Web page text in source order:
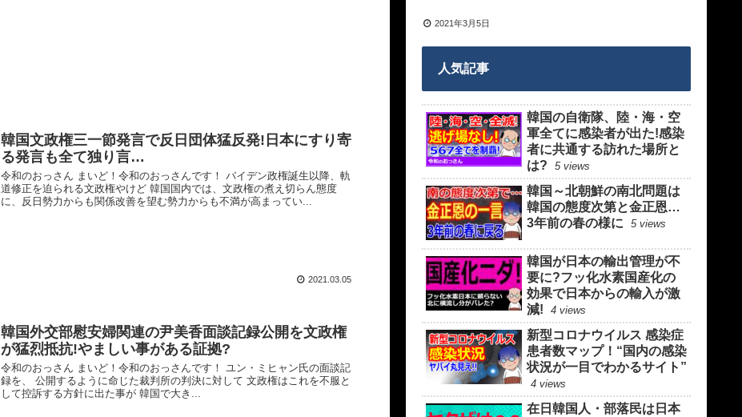
韓国文政権三一節発言で反日団体猛反発!日本にすり寄
る発言も全て独り言…
令和のおっさん まいど！令和のおっさんです！ バイデン政権誕生以降、軌
道修正を迫られる文政権やけど 韓国国内では、文政権の煮え切らん態度
に、反日勢力からも関係改善を望む勢力からも不満が高まってい...
2021.03.05
韓国外交部慰安婦関連の尹美香面談記録公開を文政権
が猛烈抵抗!やましい事がある証拠?
令和のおっさん まいど！令和のおっさんです！ ユン・ミヒャン氏の面談記
録を、 公開するように命じた裁判所の判決に対して 文政権はこれを不服と
して控訴する方針に出た事が 韓国で大き...
2021年3月5日
人気記事
韓国の自衛隊、陸・海・空
軍全てに感染者が出た!感染
者に共通する訪れた場所と
は?
5 views
韓国～北朝鮮の南北問題は
韓国の態度次第と金正恩…
3年前の春の様に
5 views
韓国が日本の輸出管理が不
要に?フッ化水素国産化の
効果で日本からの輸入が激
減!
4 views
新型コロナウイルス 感染症
患者数マップ！“国内の感染
状況が一目でわかるサイト”
4 views
在日韓国人・部落民は日本